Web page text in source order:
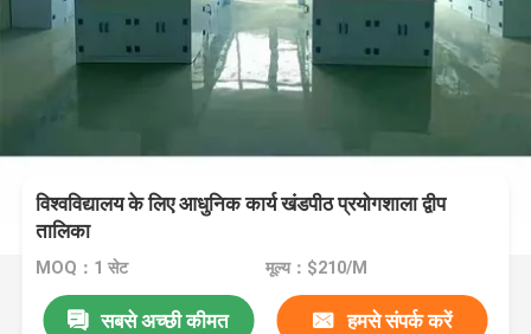
विश्वविद्यालय के लिए आधुनिक कार्य खंडपीठ प्रयोगशाला द्वीप
तालिका
MOQ：1 सेट मूल्य：$210/M
सबसे अच्छी कीमत हमसे संपर्क करें